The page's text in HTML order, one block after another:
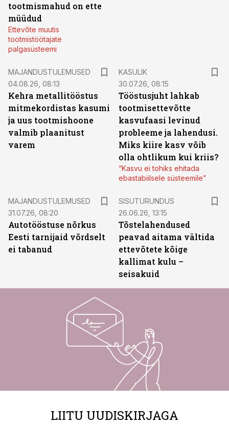
tootmismahud on ette
müüdud
Ettevõte muutis
tootmistöötajate
palgasüsteemi
MAJANDUSTULEMUSED
04.08.26, 08:13
Kehra metallitööstus
mitmekordistas kasumi
ja uus tootmishoone
valmib plaanitust
varem
KASULIK
30.07.26, 08:15
Tööstusjuht lahkab
tootmisettevõtte
kasvufaasi levinud
probleeme ja lahendusi.
Miks kiire kasv võib
olla ohtlikum kui kriis?
“Kasvu ei tohiks ehitada
ebastabiilsele süsteemile”
MAJANDUSTULEMUSED
31.07.26, 08:20
Autotööstuse nõrkus
Eesti tarnijaid võrdselt
ei tabanud
SISUTURUNDUS
26.06.26, 13:15
Tõstelahendused
peavad aitama vältida
ettevõtete kõige
kallimat kulu –
seisakuid
LIITU UUDISKIRJAGA